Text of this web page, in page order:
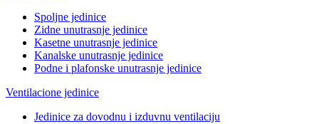
Spoljne jedinice
Zidne unutrasnje jedinice
Kasetne unutrasnje jedinice
Kanalske unutrasnje jedinice
Podne i plafonske unutrasnje jedinice
Ventilacione jedinice
Jedinice za dovodnu i izduvnu ventilaciju